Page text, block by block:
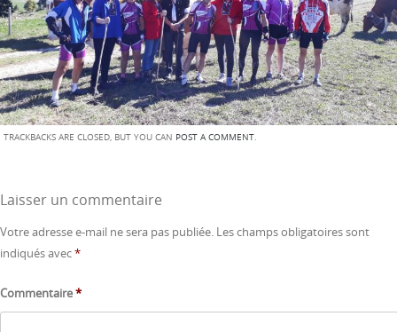
TRACKBACKS ARE CLOSED, BUT YOU CAN POST A COMMENT.
Laisser un commentaire
Votre adresse e-mail ne sera pas publiée. Les champs obligatoires sont
indiqués avec*
Commentaire*